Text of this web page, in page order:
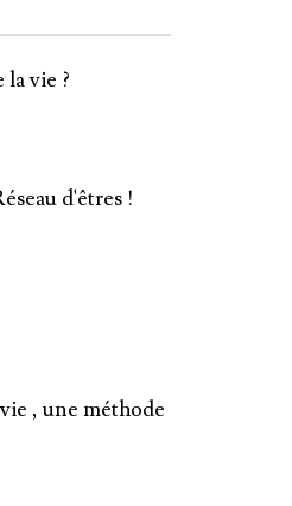
vie ?
d'êtres !
, une méthode